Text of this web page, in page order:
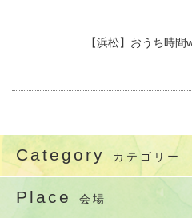
【浜松】おうち時
Category カテゴリー
Place 会場